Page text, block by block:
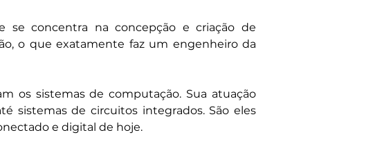
se concentra na concepção e criação de
o que exatamente faz um engenheiro da
os sistemas de computação. Sua atuação
sistemas de circuitos integrados. São eles
e digital de hoje.